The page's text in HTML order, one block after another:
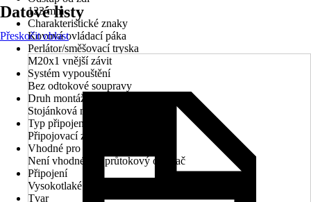
123 mm
Charakteristické znaky
Kovová ovládací páka
Perlátor/směšovací tryska
M20x1 vnější závit
Systém vypouštění
Bez odtokové soupravy
Druh montáže
Stojánková montáž
Typ připojení
Připojovací závit 1/2"
Vhodné pro
Není vhodné pro průtokový ohřívač
Připojení
Vysokotlaké - tlakové
Tvar
Datové listy
Přeskočit oblast